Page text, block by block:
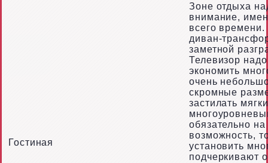
Гостиная
Зоне отдыха
внимание,
всего
диван-
заметной
Телевизор
экономить
очень
скромные
застилать
обязательно
возможность,
установить
подчеркивают